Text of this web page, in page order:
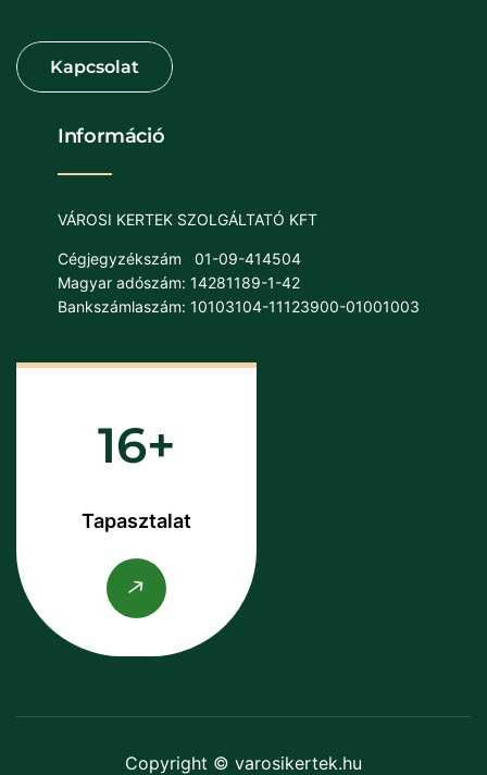
Információ
VÁROSI KERTEK SZOLGÁLTATÓ KFT
Cégjegyzékszám
01-09-414504
Magyar adószám: 14281189-1-42
Bankszámlaszám: 10103104-11123900-01001003
16
Tapasztalat
Copyright © varosikertek.hu